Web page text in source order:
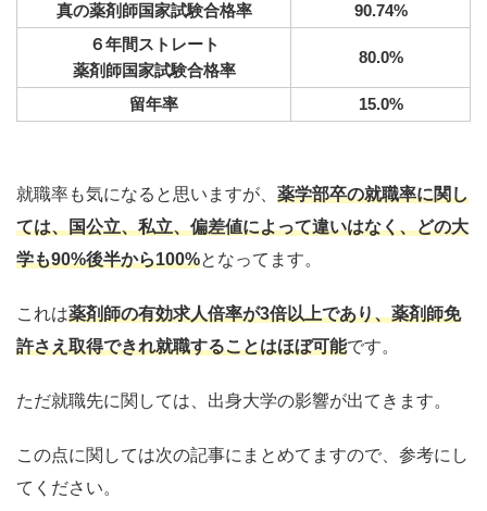
真の薬剤師国家試験合格率
90.74%
６年間ストレート
薬剤師国家試験合格率
80.0%
留年率 15.0%
就職率も気になると思いますが、 薬学部卒の就職率に関し
ては、国公立、私立、偏差値によって違いはなく、どの大
学も90%後半から100%となってます。
これは薬剤師の有効求人倍率が3倍以上であり、薬剤師免
許さえ取得できれ就職することはほぼ可能です。
ただ就職先に関しては、出身大学の影響が出てきます。
この点に関しては次の記事にまとめてますので、参考にし
てください。